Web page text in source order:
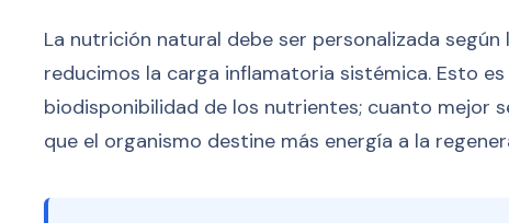
La nutrición natural debe ser personalizada
reducimos la carga inflamatoria sistémica. Esto
biodisponibilidad de los nutrientes; cuanto mejor
que el organismo destine más energía a la